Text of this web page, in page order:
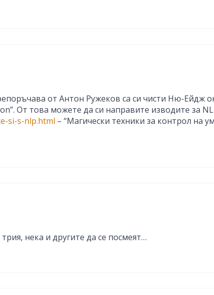
от Антон Ружеков са си чисти Ню-Ейдж
От това можете да си направите изводите за
si-s-nlp.html – “Магически техники за контрол на
нека и другите да се посмеят…